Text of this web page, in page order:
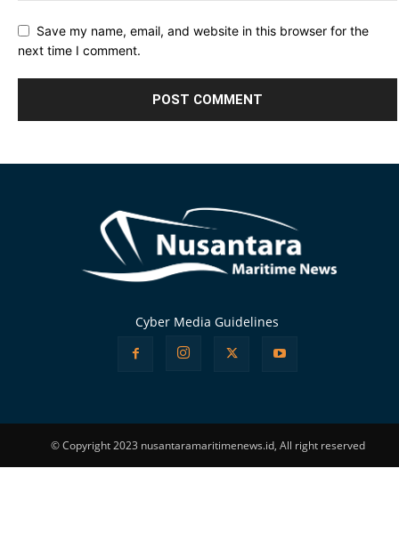
Save my name, email, and website in this browser for the
next time I comment.
Cyber Media Guidelines
© Copyright 2023 nusantaramaritimenews.id, All right reserved